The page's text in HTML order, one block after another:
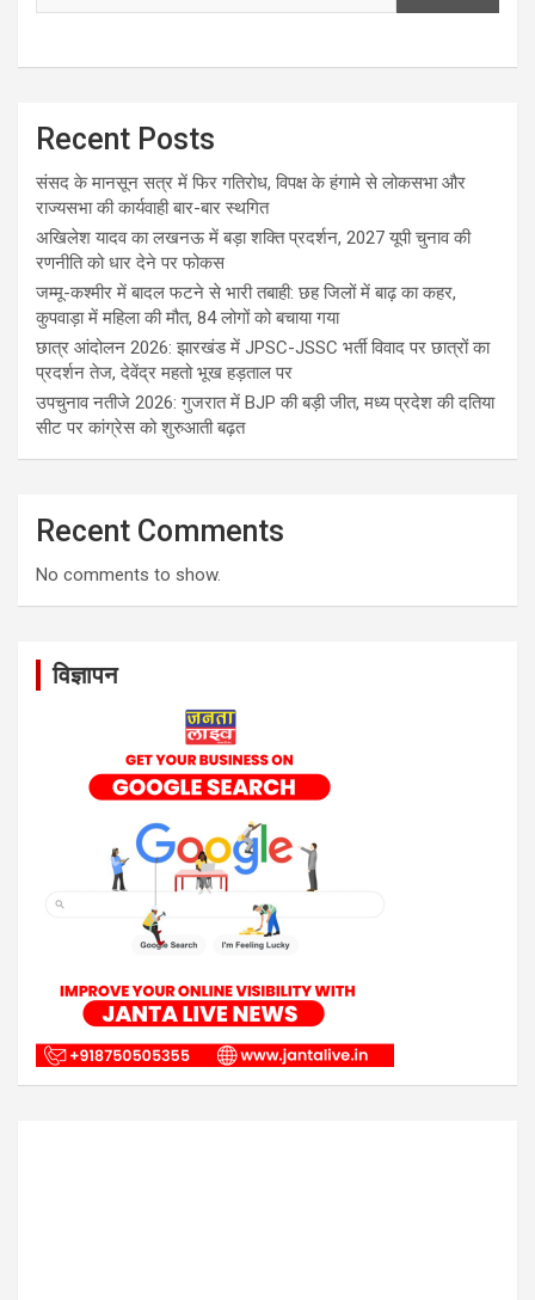
Recent Posts
संसद के मानसून सत्र में फिर गतिरोध, विपक्ष के हंगामे से लोकसभा और
राज्यसभा की कार्यवाही बार-बार स्थगित
अखिलेश यादव का लखनऊ में बड़ा शक्ति प्रदर्शन, 2027 यूपी चुनाव की
रणनीति को धार देने पर फोकस
जम्मू-कश्मीर में बादल फटने से भारी तबाही: छह जिलों में बाढ़ का कहर,
कुपवाड़ा में महिला की मौत, 84 लोगों को बचाया गया
छात्र आंदोलन 2026: झारखंड में JPSC-JSSC भर्ती विवाद पर छात्रों का
प्रदर्शन तेज, देवेंद्र महतो भूख हड़ताल पर
उपचुनाव नतीजे 2026: गुजरात में BJP की बड़ी जीत, मध्य प्रदेश की दतिया
सीट पर कांग्रेस को शुरुआती बढ़त
Recent Comments
No comments to show.
विज्ञापन